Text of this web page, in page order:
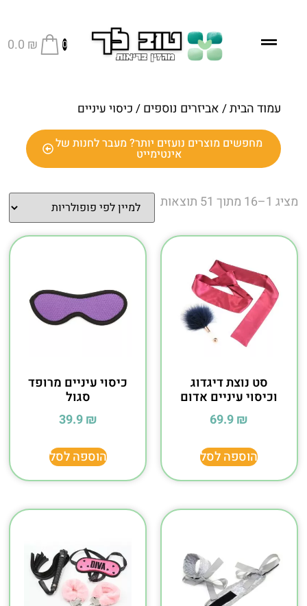
0
0.0 ₪
עמוד הבית/ אביזרים נוספים / כיסוי עיניים
מחפשים מוצרים נועזים יותר? מעבר לחנות של
אינטימייט
מציג 1–16 מתוך 51 תוצאות
סט נוצת דיגדוג
וכיסוי עיניים אדום
69.9₪
הוספה לסל
כיסוי עיניים מרופד
סגול
39.9₪
הוספה לסל